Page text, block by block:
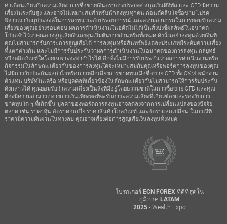
คำเตือนเกี่ยวกับความเสี่ยง: การซื้อขายเงินตราต่างประเทศ สกุลเงินดิจิทัล และ CFD มีความ
เสี่ยงในระดับสูง และอาจไม่เหมาะสมสำหรับนักลงทุนทุกคน ก่อนตัดสินใจซื้อขาย โปรด
พิจารณาวัตถุประสงค์ในการลงทุน ระดับประสบการณ์ และความสามารถในการยอมรับความ
เสี่ยงของคุณอย่างรอบคอบ ผลการดำเนินงานในอดีตไม่ได้เป็นสิ่งบ่งชี้ผลลัพธ์ในอนาคต
โปรดจำไว้ว่าคุณอาจสูญเสียเงินลงทุนเริ่มต้นบางส่วนหรือทั้งหมด ดังนั้นอย่าลงทุนด้วยเงินที่
คุณไม่สามารถรับภาระการสูญเสียได้ การลงทุนหรือสินทรัพย์แต่ละประเภทมีระดับความเสี่ยง
ที่แตกต่างกัน และไม่มีการรับประกันว่าผลการดำเนินงานในอนาคตของการลงทุน กลยุทธ์
หรือผลิตภัณฑ์ใดโดยเฉพาะจะทำกำไรได้ อีกทั้งไม่มีการรับประกันว่าผลการดำเนินงานหรือ
กิจกรรมในลักษณะเดียวกันของการลงทุนใดจะเหมาะสมกับคุณหรือพอร์ตการลงทุนของคุณ
ไม่มีการรับประกันผลกำไรหรือการหลีกเลี่ยงการขาดทุนเมื่อซื้อขาย CFD ทั้ง CXM พนักงาน
ตัวแทน บริษัทในเครือ หรือบุคคลที่เกี่ยวข้องในลักษณะเดียวกันไม่สามารถให้การรับประกัน
ดังกล่าวได้ คุณยอมรับว่าความเสี่ยงเป็นสิ่งที่มีอยู่โดยธรรมชาติในการซื้อขาย CFD และคุณ
ต้องมีความสามารถทางการเงินเพียงพอที่จะรับภาระความเสี่ยงที่เกี่ยวข้องและรองรับการ
ขาดทุนใด ๆ ที่เกิดขึ้น มูลค่าของพอร์ตการลงทุนอาจลดลงจากการเปลี่ยนแปลงของปัจจัย
ตลาด เช่น ราคาหุ้น อัตราดอกเบี้ย ราคาสินค้าโภคภัณฑ์ และอัตราแลกเปลี่ยน ในกรณีที่
ราคามีความผันผวนในทางลบ คุณอาจเสี่ยงต่อการสูญเสียเงินลงทุนทั้งหมด
โบรกเกอร์ ECN FOREX ที่ดีที่สุดใน
ภูมิภาค LATAM
- Wealth Expo